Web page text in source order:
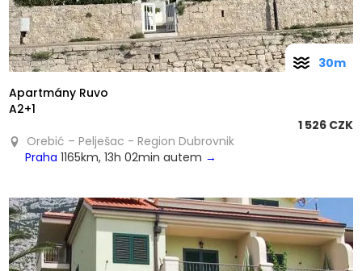
Apartmány Ruvo
A2+1
1 526 CZK
Orebić – Pelješac - Region Dubrovnik
Praha 1165km, 13h 02min autem →
30m